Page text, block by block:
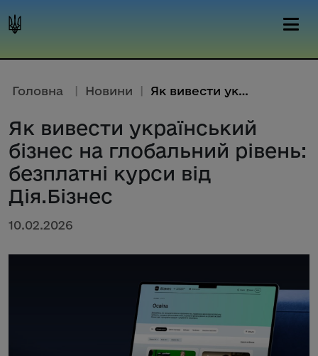
Головна | Новини | Як вивести український бізнес ...
Як вивести український
бізнес на глобальний рівень:
безплатні курси від
Дія.Бізнес
10.02.2026